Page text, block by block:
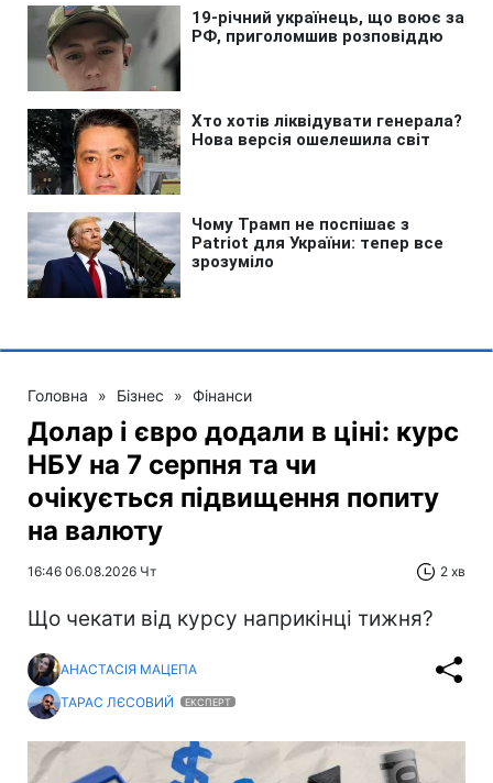
Головна » Бізнес » Фінанси
Долар і євро додали в ціні: курс
НБУ на 7 серпня та чи
очікується підвищення попиту
на валюту
16:46 06.08.2026 Чт 2 хв
Що чекати від курсу наприкінці тижня?
АНАСТАСІЯ МАЦЕПА
ТАРАС ЛЄСОВИЙ
ЕКСПЕРТ